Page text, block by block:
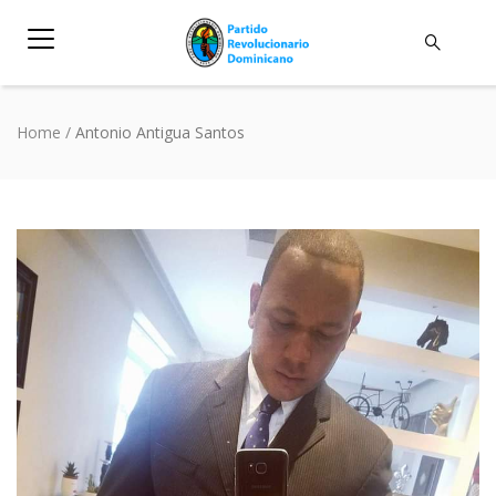
Home / Antonio Antigua Santos